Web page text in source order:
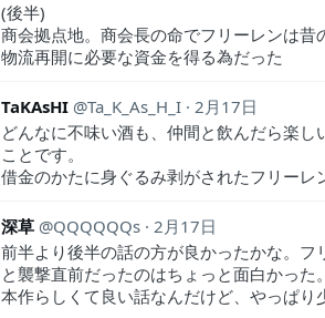
(後半)
商会拠点地。商会長の命でフリーレンは昔
物流再開に必要な資金を得る為だった
TaKAsHI Ta_K_As_H_I
2月17日
どんなに不味い酒も、仲間と飲んだら楽
ことです。
借金のかたに身ぐるみ剥がされたフリーレ
深草 QQQQQQs
2月17日
前半より後半の話の方が良かったかな。
と襲撃直前だったのはちょっと面白かった
本作らしくて良い話なんだけど、やっぱり